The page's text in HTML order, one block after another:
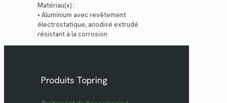
Matériau(x) :
• Aluminium avec revêtement
électrostatique, anodisé extrudé
résistant à la corrosion
Produits Topring